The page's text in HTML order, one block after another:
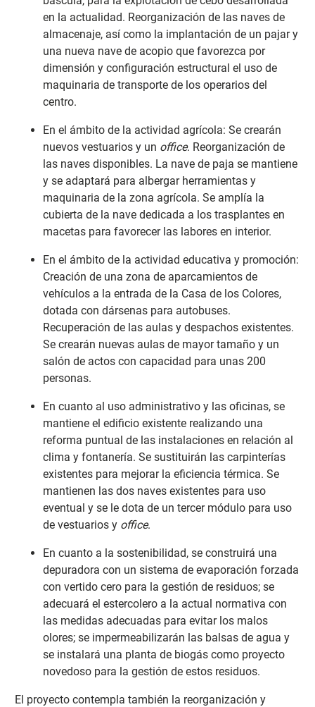
en la actualidad. Reorganización de las naves de
almacenaje, así como la implantación de un pajar y
una nueva nave de acopio que favorezca por
dimensión y configuración estructural el uso de
maquinaria de transporte de los operarios del
centro.
En el ámbito de la actividad agrícola: Se crearán
nuevos vestuarios y un office. Reorganización de
las naves disponibles. La nave de paja se mantiene
y se adaptará para albergar herramientas y
maquinaria de la zona agrícola. Se amplía la
cubierta de la nave dedicada a los trasplantes en
macetas para favorecer las labores en interior.
En el ámbito de la actividad educativa y promoción:
Creación de una zona de aparcamientos de
vehículos a la entrada de la Casa de los Colores,
dotada con dársenas para autobuses.
Recuperación de las aulas y despachos existentes.
Se crearán nuevas aulas de mayor tamaño y un
salón de actos con capacidad para unas 200
personas.
En cuanto al uso administrativo y las oficinas, se
mantiene el edificio existente realizando una
reforma puntual de las instalaciones en relación al
clima y fontanería. Se sustituirán las carpinterías
existentes para mejorar la eficiencia térmica. Se
mantienen las dos naves existentes para uso
eventual y se le dota de un tercer módulo para uso
de vestuarios y office.
En cuanto a la sostenibilidad, se construirá una
depuradora con un sistema de evaporación forzada
con vertido cero para la gestión de residuos; se
adecuará el estercolero a la actual normativa con
las medidas adecuadas para evitar los malos
olores; se impermeabilizarán las balsas de agua y
se instalará una planta de biogás como proyecto
novedoso para la gestión de estos residuos.
El proyecto contempla también la reorganización y